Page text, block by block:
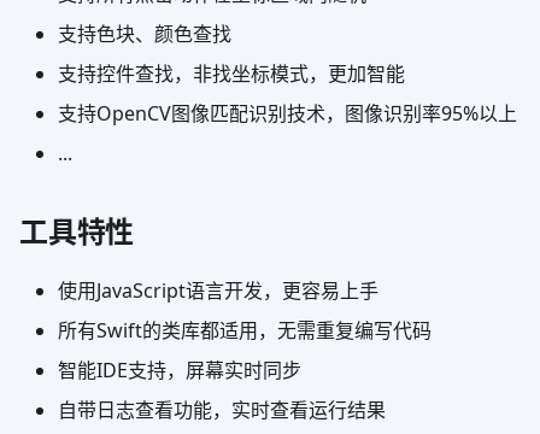
支持色块、颜色查找
支持控件查找，非找坐标模式，更加智能
支持OpenCV图像匹配识别技术，图像识别率95%以上
...
工具特性
使用JavaScript语言开发，更容易上手
所有Swift的类库都适用，无需重复编写代码
智能IDE支持，屏幕实时同步
自带日志查看功能，实时查看运行结果